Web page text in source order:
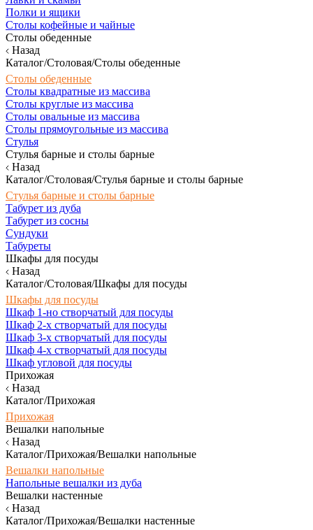
Полки и ящики
Столы кофейные и чайные
Столы обеденные
Назад
Каталог/Столовая/Столы обеденные
Столы обеденные
Столы квадратные из массива
Столы круглые из массива
Столы овальные из массива
Столы прямоугольные из массива
Стулья
Стулья барные и столы барные
Назад
Каталог/Столовая/Стулья барные и столы барные
Стулья барные и столы барные
Табурет из дуба
Табурет из сосны
Сундуки
Табуреты
Шкафы для посуды
Назад
Каталог/Столовая/Шкафы для посуды
Шкафы для посуды
Шкаф 1-но створчатый для посуды
Шкаф 2-х створчатый для посуды
Шкаф 3-х створчатый для посуды
Шкаф 4-х створчатый для посуды
Шкаф угловой для посуды
Прихожая
Назад
Каталог/Прихожая
Прихожая
Вешалки напольные
Назад
Каталог/Прихожая/Вешалки напольные
Вешалки напольные
Напольные вешалки из дуба
Вешалки настенные
Назад
Каталог/Прихожая/Вешалки настенные